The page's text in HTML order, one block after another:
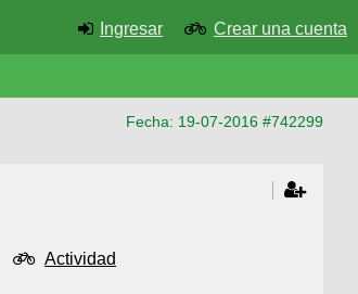
Ingresar Crear una cuenta
Fecha: 19-07-2016 #742299
Actividad